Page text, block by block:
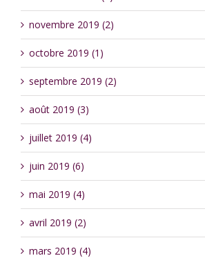
novembre 2019 (2)
octobre 2019 (1)
septembre 2019 (2)
août 2019 (3)
juillet 2019 (4)
juin 2019 (6)
mai 2019 (4)
avril 2019 (2)
mars 2019 (4)